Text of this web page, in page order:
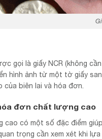
gọi là giấy NCR (không
hình ảnh từ một tờ giấy
của biên lai và hóa đơn.
đơn chất lượng cao
cao có một số đặc điểm
trọng cần xem xét khi